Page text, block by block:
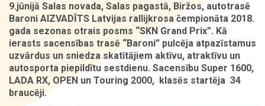
Pakalpojumi Astarte Bizness
Vairumtirdzniecība Par ASTARTE
9.jūnijā Salas novada, Salas pagastā, Biržos, autotrasē
Baroni AIZVADĪTS Latvijas rallijkrosa čempionāta 2018.
gada sezonas otrais posms “SKN Grand Prix”. Kā
ierasts sacensības trasē “Baroni” pulcēja atpazīstamus
uzvārdus un sniedza skatītājiem aktīvu, atraktīvu un
autosporta piepildītu sestdienu. Sacensību Super 1600,
LADA RX, OPEN un Touring 2000, klasēs startēja 34
braucēji.